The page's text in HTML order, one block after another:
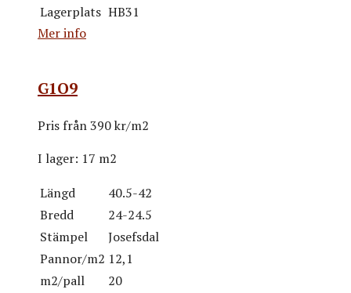
Lagerplats HB31
Mer info
G1O9
Pris från390 kr/m2
I lager: 17 m2
Längd
40.5-42
Bredd
24-24.5
Stämpel
Josefsdal
Pannor/m2 12,1
m2/pall
20